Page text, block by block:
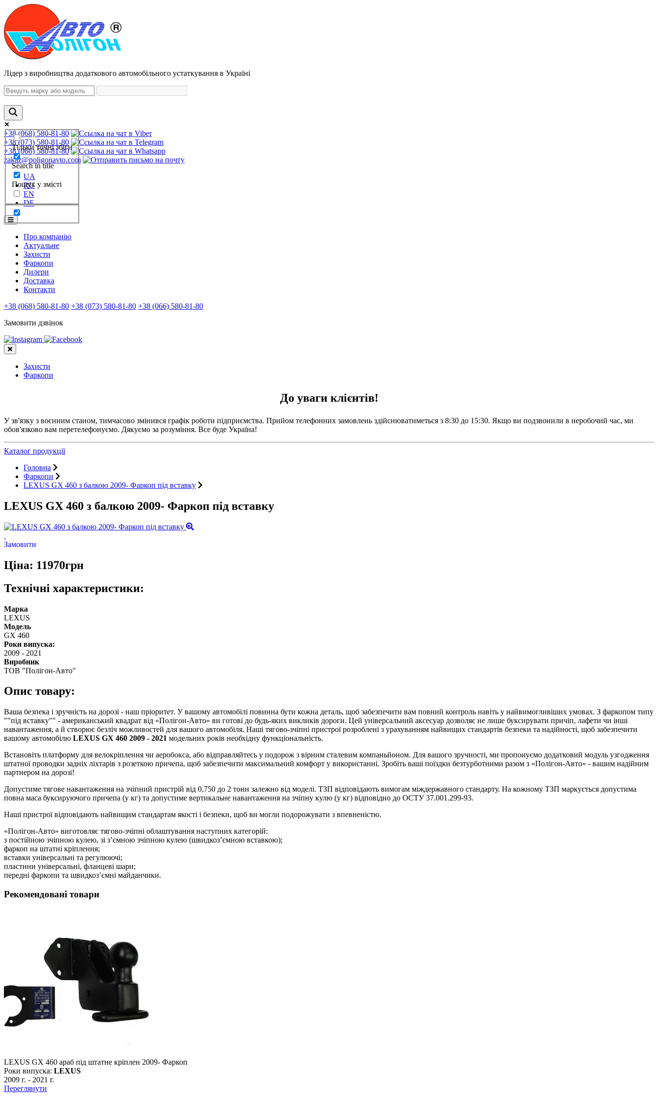
Лідер з виробництва додаткового автомобільного устаткування в Україні
Тільки точні збіги
Search in title
Пошук у змісті
+38 (068) 580-81-80
+38 (073) 580-81-80
+38 (066) 580-81-80
zakaz@poligonavto.com
UA
RU
EN
DE
Про компанію
Актуальне
Захисти
Фаркопи
Дилери
Доставка
Контакти
+38 (068) 580-81-80 +38 (073) 580-81-80 +38 (066) 580-81-80
Замовити дзвінок
Захисти
Фаркопи
До уваги клієнтів!
У зв'язку з воєнним станом, тимчасово змінився графік роботи підприємства. Прийом телефонних замовлень здійснюватиметься з 8:30 до 15:30. Якщо ви подзвонили в неробочий час, ми
обов'язково вам перетелефонуємо. Дякуємо за розуміння. Все буде Україна!
Каталог продукції
Головна
Фаркопи
LEXUS GX 460 з балкою 2009- Фаркоп під вставку
LEXUS GX 460 з балкою 2009- Фаркоп під вставку
Замовити
Ціна: 11970грн
Технічні характеристики:
Марка
LEXUS
Модель
GX 460
Роки випуска:
2009 - 2021
Виробник
ТОВ "Полігон-Авто"
Опис товару:
Ваша безпека і зручність на дорозі - наш пріоритет. У вашому автомобілі повинна бути кожна деталь, щоб забезпечити вам повний контроль навіть у найвимогливіших умовах. З фаркопом типу
""під вставку"" - американський квадрат від «Полігон-Авто» ви готові до будь-яких викликів дороги. Цей універсальний аксесуар дозволяє не лише буксирувати причіп, лафети чи інші
навантаження, а й створює безліч можливостей для вашого автомобіля. Наші тягово-зчіпні пристрої розроблені з урахуванням найвищих стандартів безпеки та надійності, щоб забезпечити
вашому автомобілю LEXUS GX 460 2009 - 2021 модельних років необхідну функціональність.
Встановіть платформу для велокріплення чи аеробокса, або відправляйтесь у подорож з вірним сталевим компаньйоном. Для вашого зручності, ми пропонуємо додатковий модуль узгодження
штатної проводки задніх ліхтарів з розеткою причепа, щоб забезпечити максимальний комфорт у використанні. Зробіть ваші поїздки безтурботними разом з «Полігон-Авто» - вашим надійним
партнером на дорозі!
Допустиме тягове навантаження на зчіпний пристрій від 0,750 до 2 тонн залежно від моделі. ТЗП відповідають вимогам міждержавного стандарту. На кожному ТЗП маркується допустима
повна маса буксируючого причепа (у кг) та допустиме вертикальне навантаження на зчіпну кулю (у кг) відповідно до ОСТУ 37.001.299-93.
Наші пристрої відповідають найвищим стандартам якості і безпеки, щоб ви могли подорожувати з впевненістю.
«Полігон-Авто» виготовляє тягово-зчіпні облаштування наступних категорій:
з постійною зчіпною кулею, зі з’ємною зчіпною кулею (швидкоз’ємною вставкою);
фаркоп на штатні кріплення;
вставки універсальні та регулюючі;
пластини універсальні, фланцеві шари;
передні фаркопи та швидкоз’ємні майданчики.
Рекомендовані товари
LEXUS GX 460 араб під штатне кріплен 2009- Фаркоп
Роки випуска: LEXUS
2009 г. - 2021 г.
Переглянути